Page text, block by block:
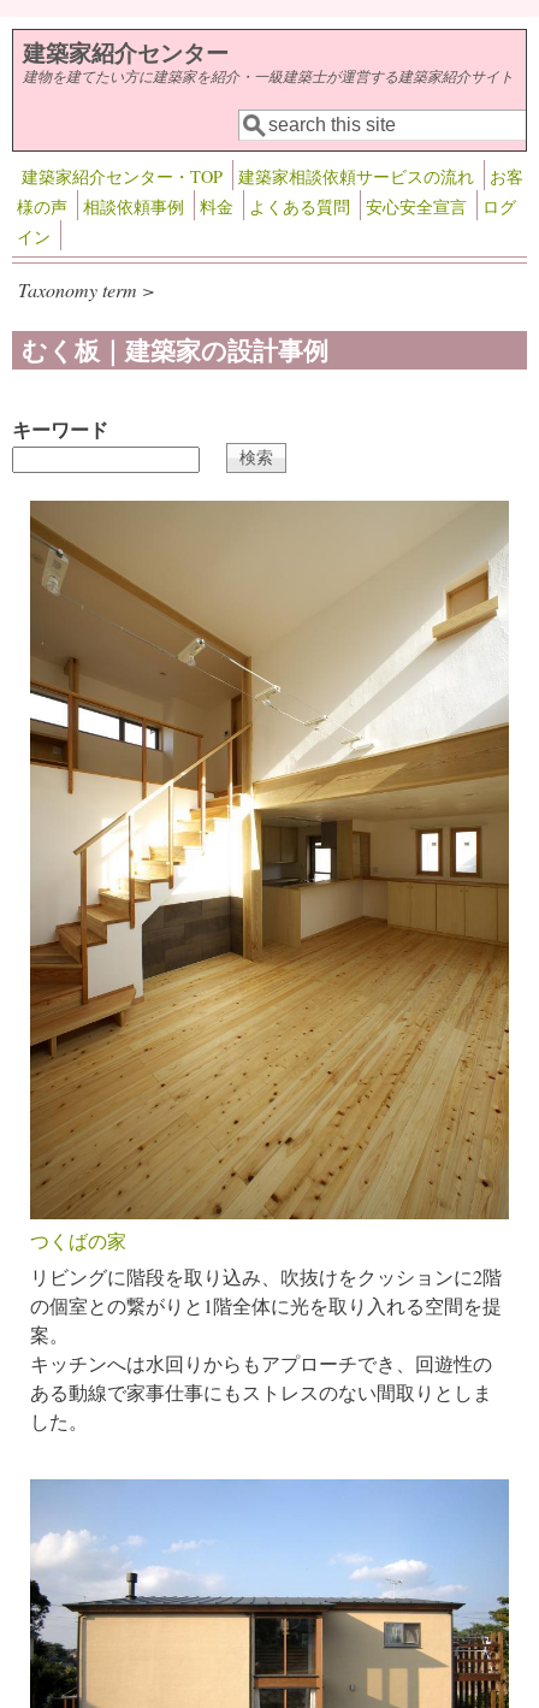
メインコンテンツに移動
建築家紹介センター
建物を建てたい方に建築家を紹介・一級建築士が運営する建築家紹介サイト
検索フォーム
検索
建築家紹介センター・TOP 建築家相談依頼サービスの流れ
お客
様の声
相談依頼事例 料金 よくある質問 安心安全宣言
ログ
イン
Taxonomy term >
むく板｜建築家の設計事例
キーワード
つくばの家
リビングに階段を取り込み、吹抜けをクッションに2階
の個室との繋がりと1階全体に光を取り入れる空間を提
案。
キッチンへは水回りからもアプローチでき、回遊性の
ある動線で家事仕事にもストレスのない間取りとしま
した。